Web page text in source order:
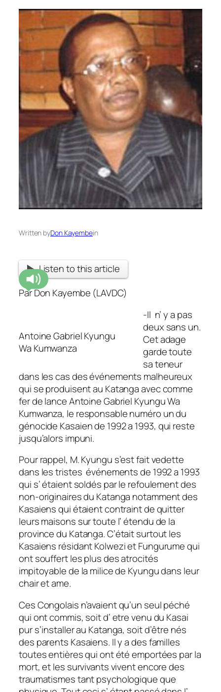
Written byDon Kayembein
Listen to this article
Par Don Kayembe (LAVDC)
Antoine Gabriel Kyungu
Wa Kumwanza
-Il n’ y a pas
deux sans un.
Cet adage
garde toute
sa teneur
dans les cas des événements malheureux
qui se produisent au Katanga avec comme
fer de lance Antoine Gabriel Kyungu Wa
Kumwanza, le responsable numéro un du
génocide Kasaien de 1992 a 1993, qui reste
jusqu’alors impuni.
Pour rappel, M. Kyungu s’est fait vedette
dans les tristes événements de 1992 a 1993
qui s’ étaient soldés par le refoulement des
non-originaires du Katanga notamment des
Kasaiens qui étaient contraint de quitter
leurs maisons sur toute l’ étendu de la
province du Katanga. C’était surtout les
Kasaiens résidant Kolwezi et Fungurume qui
ont souffert les plus des atrocités
impitoyable de la milice de Kyungu dans leur
chair et ame.
Ces Congolais n’avaient qu’un seul péché
qui ont commis, soit d’ etre venu du Kasai
pur s’installer au Katanga, soit d’être nés
des parents Kasaiens. Il y a des familles
toutes entières qui ont été emportées par la
mort, et les survivants vivent encore des
traumatismes tant psychologique que